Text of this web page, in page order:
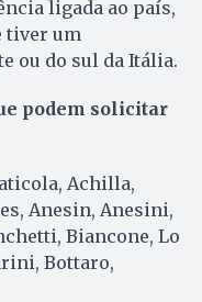
ligada ao país,
tiver um
ou do sul da Itália.
podem solicitar
Achilla,
Anesin, Anesini,
Biancone, Lo
Bottaro,